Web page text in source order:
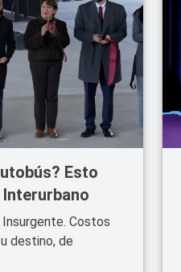
Esto
Costos
destino, de